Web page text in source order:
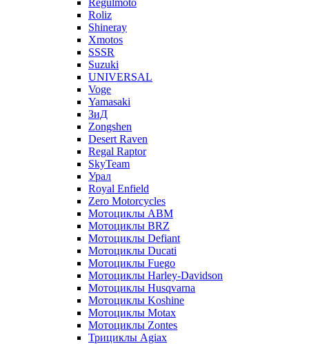
Regulmoto
Roliz
Shineray
Xmotos
SSSR
Suzuki
UNIVERSAL
Voge
Yamasaki
ЗиД
Zongshen
Desert Raven
Regal Raptor
SkyTeam
Урал
Royal Enfield
Zero Motorcycles
Мотоциклы ABM
Мотоциклы BRZ
Мотоциклы Defiant
Мотоциклы Ducati
Мотоциклы Fuego
Мотоциклы Harley-Davidson
Мотоциклы Husqvarna
Мотоциклы Koshine
Мотоциклы Motax
Мотоциклы Zontes
Трициклы Agiax